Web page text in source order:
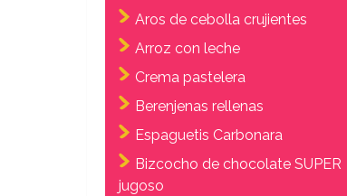
Aros de cebolla crujientes
Arroz con leche
Crema pastelera
Berenjenas rellenas
Espaguetis Carbonara
Bizcocho de chocolate SUPER
jugoso